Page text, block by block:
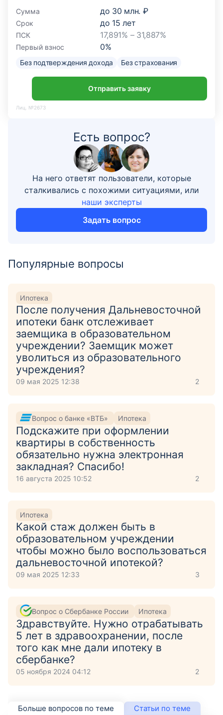
Сумма до 30 млн. ₽
Срок до 15 лет
ПСК 17,891% – 31,887%
Первый взнос 0%
Без подтверждения дохода Без страхования
Отправить заявку
Лиц. №2673
Есть вопрос?
На него ответят пользователи, которые
сталкивались с похожими ситуациями, или
наши эксперты
Задать вопрос
Популярные вопросы
Ипотека
После получения Дальневосточной
ипотеки банк отслеживает
заемщика в образовательном
учреждении? Заемщик может
уволиться из образовательного
учреждения?
09 мая 2025 12:38 2
Вопрос о банке «ВТБ» Ипотека
Подскажите при оформлении
квартиры в собственность
обязательно нужна электронная
закладная? Спасибо!
16 августа 2025 10:52 2
Ипотека
Какой стаж должен быть в
образовательном учреждении
чтобы можно было воспользоваться
дальневосточной ипотекой?
09 мая 2025 12:33 3
Вопрос о Сбербанке России Ипотека
Здравствуйте. Нужно отрабатывать
5 лет в здравоохранении, после
того как мне дали ипотеку в
сбербанке?
05 ноября 2024 04:12 2
Больше вопросов по теме Статьи по теме